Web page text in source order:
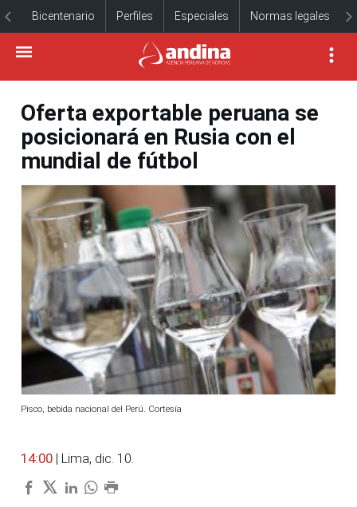
Bicentenario Perfiles Especiales Normas legales
Oferta exportable peruana se
posicionará en Rusia con el
mundial de fútbol
Pisco, bebida nacional del Perú. Cortesía
14:00 | Lima, dic. 10.